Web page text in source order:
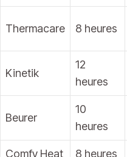
Thermacare 8 heures
Kinetik
12
heures
Beurer
10
heures
Comfy Heat 8 heures